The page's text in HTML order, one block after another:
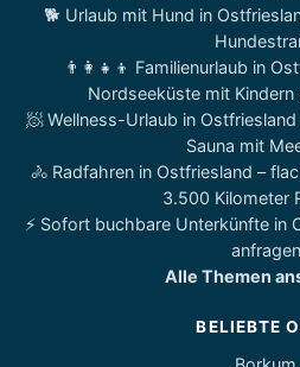
🐕 Urlaub mit Hund in
👨‍👩‍👧‍👦 Familienurlaub in
Nordseeküste mit
🧖 Wellness-Urlaub in
Sauna mit
🚴 Radfahren in Ostfriesland –
3.500 Kilometer
⚡ Sofort buchbare Unterkünfte in
anfragen
Alle Themen
BELIEBTE